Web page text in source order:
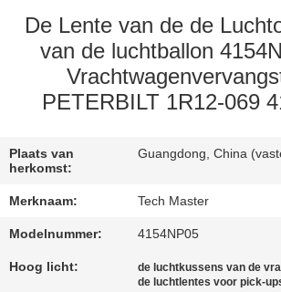
CONTACT
MET
De Lente van de de
van de luchtballon
PETERBILT 1R12-069
Plaats van
herkomst:
Guangdong, China
Merknaam: Tech Master
Modelnummer: 4154NP05
Hoog licht: de luchtkussens van de
de luchtlentes voor pick-